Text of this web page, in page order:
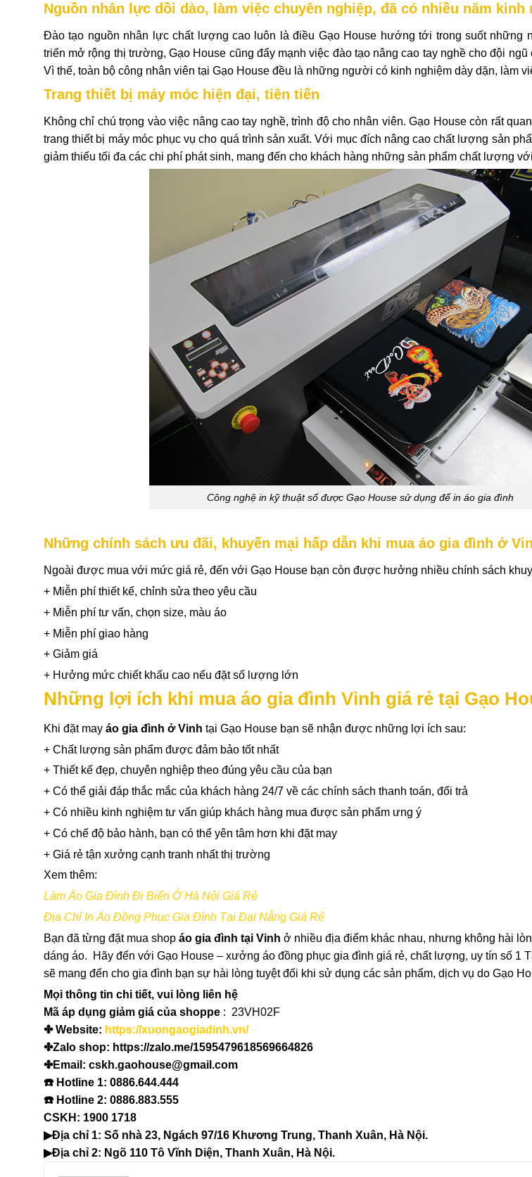
Nguồn nhân lực dồi dào, làm việc chuyên nghiệp, đã có nhiều năm kinh
Đào tạo nguồn nhân lực chất lượng cao luôn là điều Gạo House hướng tới trong suốt những
triển mở rộng thị trường, Gạo House cũng đẩy mạnh việc đào tạo nâng cao tay nghề cho đội ngũ
Vì thế, toàn bộ công nhân viên tại Gạo House đều là những người có kinh nghiệm dày dặn, làm
Trang thiết bị máy móc hiện đại, tiên tiến
Không chỉ chú trọng vào việc nâng cao tay nghề, trình độ cho nhân viên. Gạo House còn rất
trang thiết bị máy móc phục vụ cho quá trình sản xuất. Với mục đích nâng cao chất lượng sản
giảm thiếu tối đa các chi phí phát sinh, mang đến cho khách hàng những sản phẩm chất lượng
Công nghệ in kỹ thuật số được Gạo House sử dụng để in áo gia đình
Những chính sách ưu đãi, khuyến mại hấp dẫn khi mua áo gia đình ở
Ngoài được mua với mức giá rẻ, đến với Gạo House bạn còn được hưởng nhiều chính sách
+ Miễn phí thiết kế, chỉnh sửa theo yêu cầu
+ Miễn phí tư vấn, chọn size, màu áo
+ Miễn phí giao hàng
+ Giảm giá
+ Hưởng mức chiết khấu cao nếu đặt số lượng lớn
Những lợi ích khi mua áo gia đình Vinh giá rẻ tại Gạo
Khi đặt may áo gia đình ở Vinh tại Gạo House bạn sẽ nhận được những lợi ích sau:
+ Chất lượng sản phẩm được đảm bảo tốt nhất
+ Thiết kế đẹp, chuyên nghiệp theo đúng yêu cầu của bạn
+ Có thể giải đáp thắc mắc của khách hàng 24/7 về các chính sách thanh toán, đổi trả
+ Có nhiều kinh nghiệm tư vấn giúp khách hàng mua được sản phẩm ưng ý
+ Có chế độ bảo hành, bạn có thể yên tâm hơn khi đặt may
+ Giá rẻ tận xưởng cạnh tranh nhất thị trường
Xem thêm:
Làm Áo Gia Đình Đi Biển Ở Hà Nội Giá Rẻ
Địa Chỉ In Áo Đồng Phục Gia Đình Tại Đại Nẵng Giá Rẻ
Bạn đã từng đặt mua shop áo gia đình tại Vinh ở nhiều địa điểm khác nhau, nhưng không hài
dáng áo. Hãy đến với Gạo House – xưởng áo đồng phục gia đình giá rẻ, chất lượng, uy tín số 1
sẽ mang đến cho gia đình bạn sự hài lòng tuyệt đối khi sử dụng các sản phẩm, dịch vụ do Gạo
Mọi thông tin chi tiết, vui lòng liên hệ
Mã áp dụng giảm giá của shoppe : 23VH02F
✤ Website: https://xuongaogiadinh.vn/
✤Zalo shop: https://zalo.me/1595479618569664826
✤Email: cskh.gaohouse@gmail.com
☎️ Hotline 1: 0886.644.444
☎️ Hotline 2: 0886.883.555
️CSKH: 1900 1718
▶Địa chỉ 1: Số nhà 23, Ngách 97/16 Khương Trung, Thanh Xuân, Hà Nội.
▶Địa chỉ 2: Ngõ 110 Tô Vĩnh Diện, Thanh Xuân, Hà Nội.